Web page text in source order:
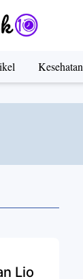
Kesehatan
Lio